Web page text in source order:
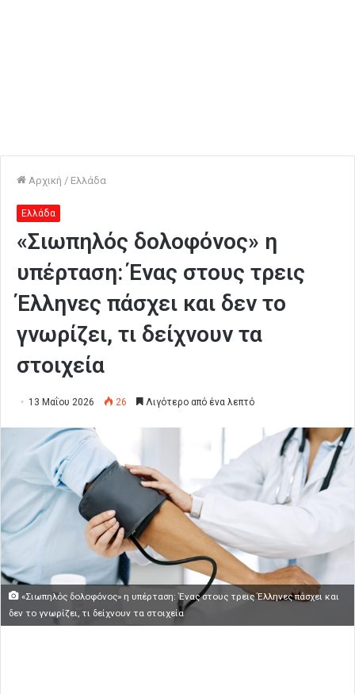
Αρχική / Ελλάδα
Ελλάδα
«Σιωπηλός δολοφόνος» η
υπέρταση: Ένας στους τρεις
Έλληνες πάσχει και δεν το
γνωρίζει, τι δείχνουν τα
στοιχεία
13 Μαΐου 2026 26 Λιγότερο από ένα λεπτό
«Σιωπηλός δολοφόνος» η υπέρταση: Ένας στους τρεις Έλληνες πάσχει και
δεν το γνωρίζει, τι δείχνουν τα στοιχεία